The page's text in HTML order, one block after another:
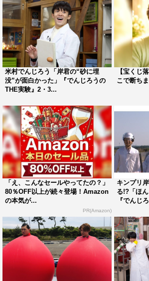
む。
「一瞬で人を飲み込む人食い砂」では
を利用することで、硬い砂が一瞬でプ
人を飲み込んでしまう実験を。春日が
するが、King & Princeの岸優太は一瞬
る。
「一瞬で吹き出す謎の泡」では、あ
ごい勢いで天井まで届くほどの泡が吹
米村でんじろう「岸君の“砂に埋
没”が面白かった」『でんじろうの
THE実験』2・3...
【宝くじ
こで断ち
「え、こんなセールやってたの？」
80％OFF以上が続々登場！Amazon
の本気が...
PR(Amazon)
キンプリ
る!?「ほ
『でんじ